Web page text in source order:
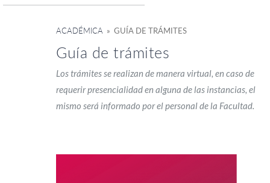
ACADÉMICA » GUÍA DE TRÁMITES
Guía de trámites
Los trámites se realizan de manera virtual, en caso de
requerir presencialidad en alguna de las instancias, el
mismo será informado por el personal de la Facultad.